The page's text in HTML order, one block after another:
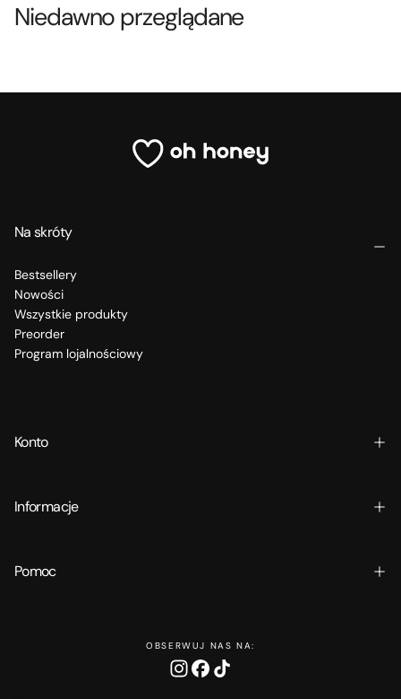
Niedawno przeglądane
Na skróty
Bestsellery
Nowości
Wszystkie produkty
Preorder
Program lojalnościowy
Konto
Informacje
Pomoc
OBSERWUJ NAS NA: